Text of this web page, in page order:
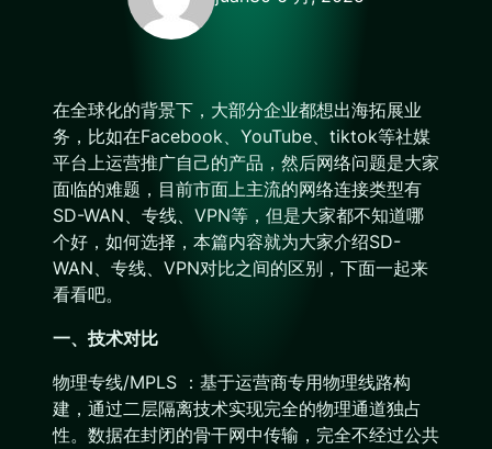
在全球化的背景下，大部分企业都想出海拓展业
务，比如在Facebook、YouTube、tiktok等社媒
平台上运营推广自己的产品，然后网络问题是大家
面临的难题，目前市面上主流的网络连接类型有
SD-WAN、专线、VPN等，但是大家都不知道哪
个好，如何选择，本篇内容就为大家介绍SD-
WAN、专线、VPN对比之间的区别，下面一起来
看看吧。
一、技术对比
物理专线/MPLS ：基于运营商专用物理线路构
建，通过二层隔离技术实现完全的物理通道独占
性。数据在封闭的骨干网中传输，完全不经过公共